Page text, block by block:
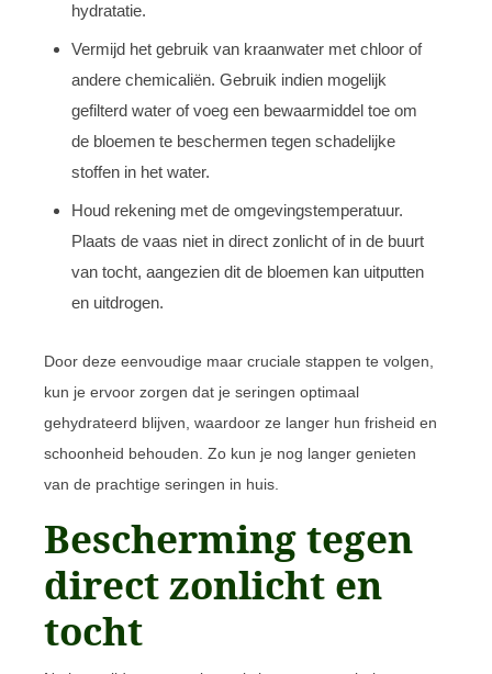
hydratatie.
Vermijd het gebruik van kraanwater met chloor of
andere chemicaliën. Gebruik indien mogelijk
gefilterd water of voeg een bewaarmiddel toe om
de bloemen te beschermen tegen schadelijke
stoffen in het water.
Houd rekening met de omgevingstemperatuur.
Plaats de vaas niet in direct zonlicht of in de buurt
van tocht, aangezien dit de bloemen kan uitputten
en uitdrogen.
Door deze eenvoudige maar cruciale stappen te volgen,
kun je ervoor zorgen dat je seringen optimaal
gehydrateerd blijven, waardoor ze langer hun frisheid en
schoonheid behouden. Zo kun je nog langer genieten
van de prachtige seringen in huis.
Bescherming tegen
direct zonlicht en
tocht